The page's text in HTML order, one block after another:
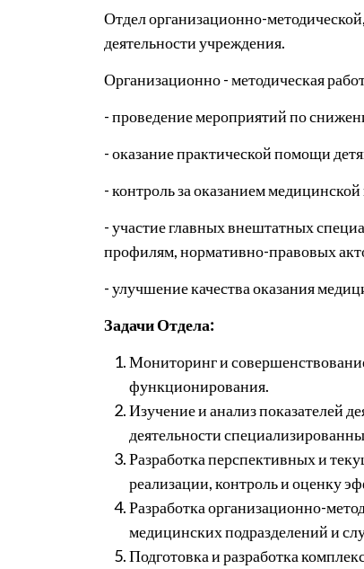
Отдел организационно-
деятельности учреждения.
Организационно - методическая
- проведение мероприятий по
- оказание практической помощи
- контроль за оказанием
- участие главных внештатных
профилям, нормативно-правовых
- улучшение качества оказания
Задачи Отдела:
Мониторинг и
функционирования.
Изучение и анализ показателей
деятельности
Разработка перспективных и
реализации, контроль и оценку
Разработка организационно-
медицинских подразделений и
Подготовка и разработка